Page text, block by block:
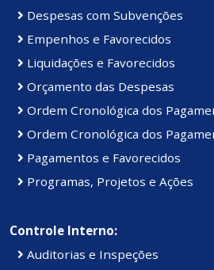
Despesas com Subvenções
Empenhos e Favorecidos
Liquidações e Favorecidos
Orçamento das Despesas
Ordem Cronológica dos
Ordem Cronológica dos
Pagamentos e Favorecidos
Programas, Projetos e Ações
Controle Interno:
Auditorias e Inspeções